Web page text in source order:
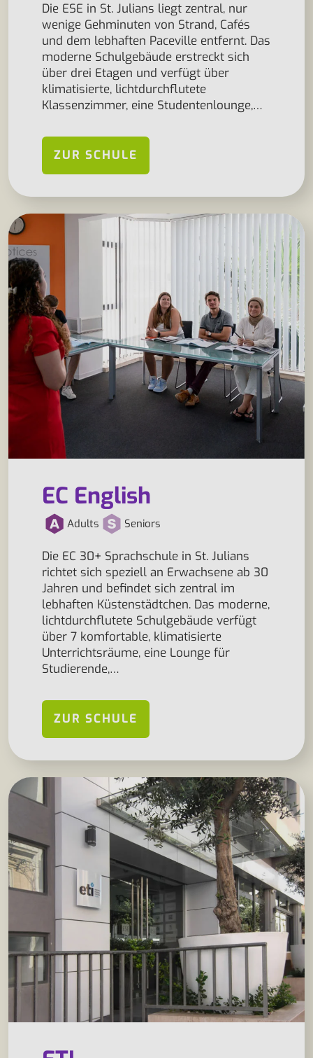
Die ESE in St. Julians liegt zentral, nur
wenige Gehminuten von Strand, Cafés
und dem lebhaften Paceville entfernt. Das
moderne Schulgebäude erstreckt sich
über drei Etagen und verfügt über
klimatisierte, lichtdurchflutete
Klassenzimmer, eine Studentenlounge,…
ZUR SCHULE
EC English
Adults Seniors
Die EC 30+ Sprachschule in St. Julians
richtet sich speziell an Erwachsene ab 30
Jahren und befindet sich zentral im
lebhaften Küstenstädtchen. Das moderne,
lichtdurchflutete Schulgebäude verfügt
über 7 komfortable, klimatisierte
Unterrichtsräume, eine Lounge für
Studierende,…
ZUR SCHULE